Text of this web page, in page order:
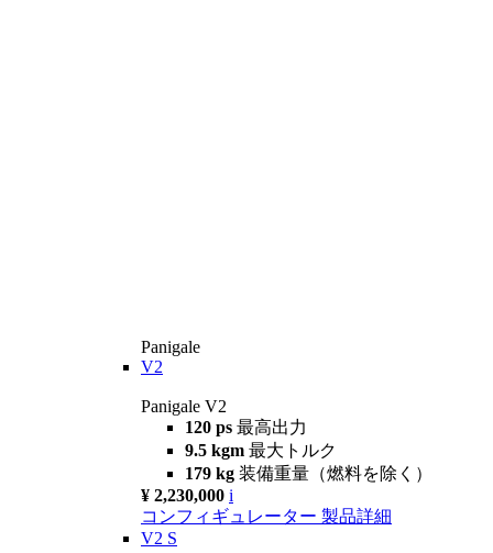
Panigale
V2
Panigale V2
120 ps 最高出力
9.5 kgm 最大トルク
179 kg 装備重量（燃料を除く）
¥ 2,230,000 i
コンフィギュレーター 製品詳細
V2 S